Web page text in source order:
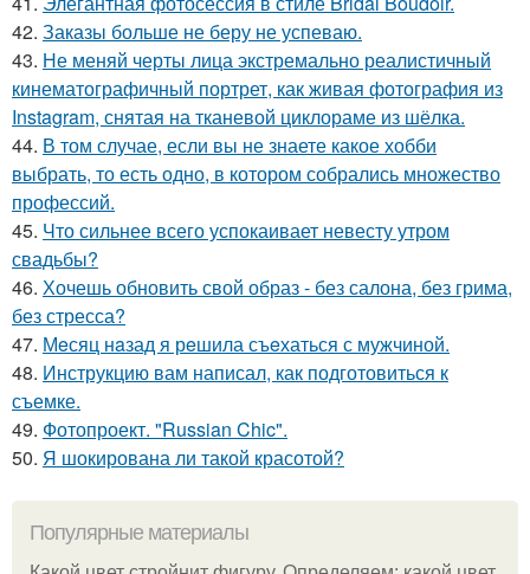
42. Заказы больше не беру не успеваю.
43. Не меняй черты лица экстремально реалистичный
кинематографичный портрет, как живая фотография из
Instagram, снятая на тканевой циклораме из шёлка.
44. В том случае, если вы не знаете какое хобби
выбрать, то есть одно, в котором собрались множество
профессий.
45. Что сильнее всего успокаивает невесту утром
свадьбы?
46. Хочешь обновить свой образ - без салона, без грима,
без стресса?
47. Мeсяц нaзад я рeшила съeхаться с мужчиной.
48. Инструкцию вам написал, как подготовиться к
съемке.
49. Фотопроект. "Russian Chic".
50. Я шокирована ли такой красотой?
Популярные материалы